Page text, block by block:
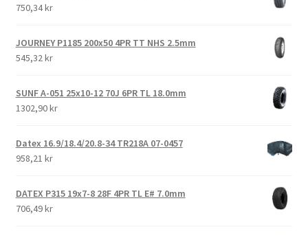
750,34 kr
JOURNEY P1185 200x50 4PR TT NHS 2.5mm
545,32 kr
SUNF A-051 25x10-12 70J 6PR TL 18.0mm
1302,90 kr
Datex 16.9/18.4/20.8-34 TR218A 07-0457
958,21 kr
DATEX P315 19x7-8 28F 4PR TL E# 7.0mm
706,49 kr